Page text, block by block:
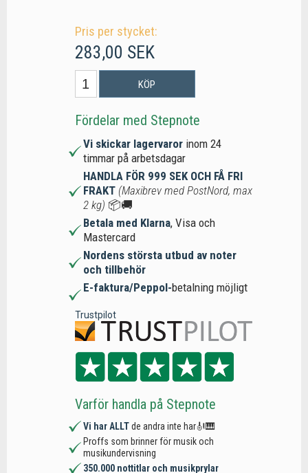
Pris per stycket:
283,00 SEK
KÖP
Fördelar med Stepnote
Vi skickar lagervaror inom 24
timmar på arbetsdagar
HANDLA FÖR 999 SEK OCH FÅ FRI
FRAKT (Maxibrev med PostNord, max
2 kg) 📦🚚
Betala med Klarna, Visa och
Mastercard
Nordens största utbud av noter
och tillbehör
E-faktura/Peppol-betalning möjligt
Trustpilot
Varför handla på Stepnote
Vi har ALLTde andra inte har🎻🎹
Proffs som brinner för musik och
musikundervisning
350.000 nottitlar och musikprylar